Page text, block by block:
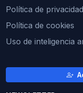
Política de privacidad
Política de cookies
Uso de inteligencia